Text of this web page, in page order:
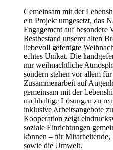
Gemeinsam mit der
ein Projekt umgesetzt, das
Engagement auf besondere
Restbestand unserer alten
liebevoll gefertigte
echtes Unikat. Die
nur weihnachtliche
sondern stehen vor allem
Zusammenarbeit auf
gemeinsam mit der
nachhaltige Lösungen zu
inklusive Arbeitsangebote
Kooperation zeigt
soziale Einrichtungen
können – für
sowie die Umwelt.